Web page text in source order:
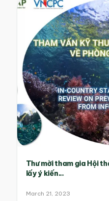
Thư mời tham gia Hội
lấy ý kiến...
March 21, 2023